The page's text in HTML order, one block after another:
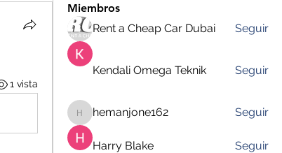
1 vista
Miembros
Rent a Cheap Car Dubai
Seguir
Kendali Omega Teknik Seguir
hemanjone162
hemanjone162 Seguir
Harry Blake Seguir